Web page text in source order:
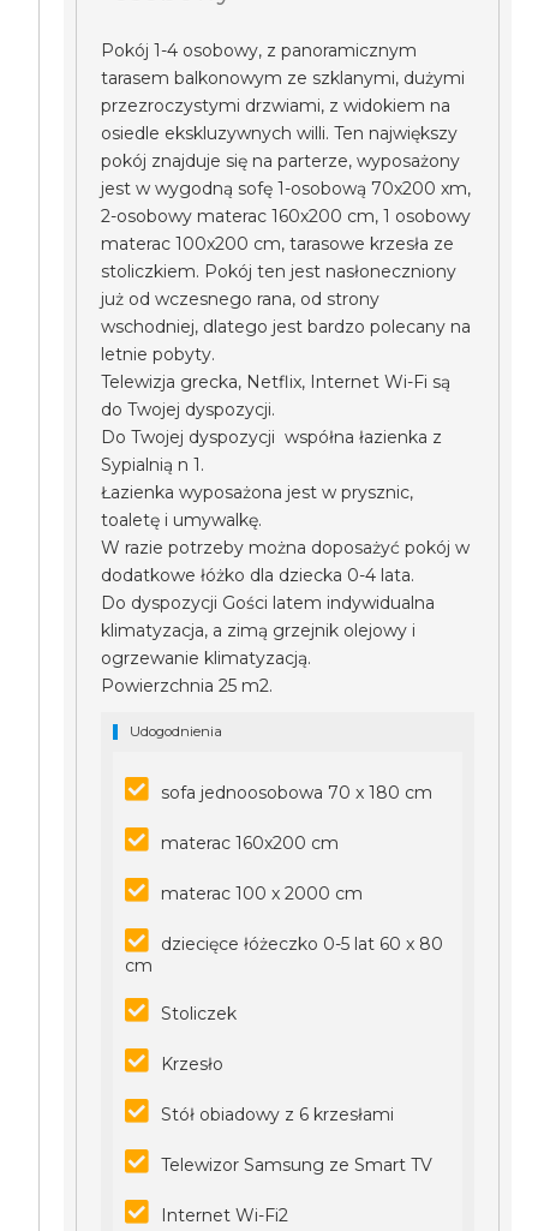
Pokój 1-4 osobowy, z panoramicznym
tarasem balkonowym ze szklanymi, dużymi
przezroczystymi drzwiami, z widokiem na
osiedle ekskluzywnych willi. Ten największy
pokój znajduje się na parterze, wyposażony
jest w wygodną sofę 1-osobową 70x200 xm,
2-osobowy materac 160x200 cm, 1 osobowy
materac 100x200 cm, tarasowe krzesła ze
stoliczkiem. Pokój ten jest nasłoneczniony
już od wczesnego rana, od strony
wschodniej, dlatego jest bardzo polecany na
letnie pobyty.
Telewizja grecka, Netflix, Internet Wi-Fi są
do Twojej dyspozycji.
Do Twojej dyspozycji współna łazienka z
Sypialnią n 1.
Łazienka wyposażona jest w prysznic,
toaletę i umywalkę.
W razie potrzeby można doposażyć pokój w
dodatkowe łóżko dla dziecka 0-4 lata.
Do dyspozycji Gości latem indywidualna
klimatyzacja, a zimą grzejnik olejowy i
ogrzewanie klimatyzacją.
Powierzchnia 25 m2.
Udogodnienia
sofa jednoosobowa 70 x 180 cm
materac 160x200 cm
materac 100 x 2000 cm
dziecięce łóżeczko 0-5 lat 60 x 80
cm
Stoliczek
Krzesło
Stół obiadowy z 6 krzesłami
Telewizor Samsung ze Smart TV
Internet Wi-Fi2